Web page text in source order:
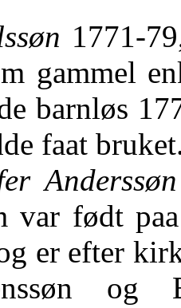
1771-
gammel
barnløs
faat
Anderssøn
var født
er efter
og